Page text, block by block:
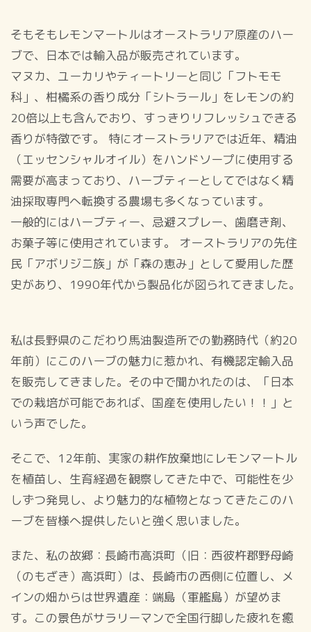
そもそもレモンマートルはオーストラリア原産のハー
ブで、日本では輸入品が販売されています。
マヌカ、ユーカリやティートリーと同じ「フトモモ
科」、柑橘系の香り成分「シトラール」をレモンの約
20倍以上も含んでおり、すっきりリフレッシュできる
香りが特徴です。 特にオーストラリアでは近年、精油
（エッセンシャルオイル）をハンドソープに使用する
需要が高まっており、ハーブティーとしてではなく精
油採取専門へ転換する農場も多くなっています。
一般的にはハーブティー、忌避スプレー、歯磨き剤、
お菓子等に使用されています。 オーストラリアの先住
民「アボリジニ族」が「森の恵み」として愛用した歴
史があり、1990年代から製品化が図られてきました。
私は長野県のこだわり馬油製造所での勤務時代（約20
年前）にこのハーブの魅力に惹かれ、有機認定輸入品
を販売してきました。その中で聞かれたのは、「日本
での栽培が可能であれば、国産を使用したい！！」と
いう声でした。
そこで、12年前、実家の耕作放棄地にレモンマートル
を植苗し、生育経過を観察してきた中で、可能性を少
しずつ発見し、より魅力的な植物となってきたこのハ
ーブを皆様へ提供したいと強く思いました。
また、私の故郷：長崎市高浜町（旧：西彼杵郡野母崎
（のもざき）高浜町）は、長崎市の西側に位置し、メ
インの畑からは世界遺産：端島（軍艦島）が望めま
す。この景色がサラリーマンで全国行脚した疲れを癒